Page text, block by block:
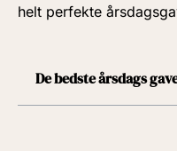
helt perfekte
De bedste årsdags